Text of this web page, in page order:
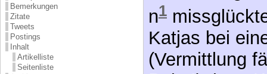
Bemerkungen
Zitate
Tweets
Postings
Inhalt
Artikelliste
Seitenliste
Katjas bei
(Vermittlung
Baby!), kam